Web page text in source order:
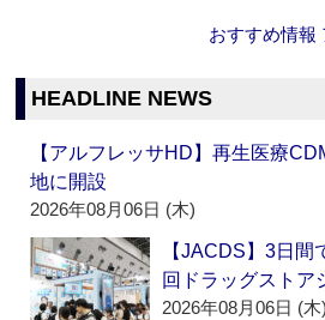
おすすめ情報
HEADLINE NEWS
【アルフレッサHD】再生医療
地に開設
2026年08月06日 (木)
【JACDS】3日間
回ドラッグストア
2026年08月06日 (木)